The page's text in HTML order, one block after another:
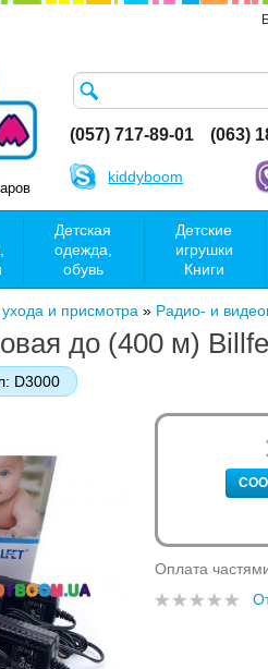
(057) 717-89-01 (063)
kiddyboom
Детская
одежда,
обувь
Детские
игрушки
Книги
и присмотра » Радио- и
до (400 м)
D3000
Оплата